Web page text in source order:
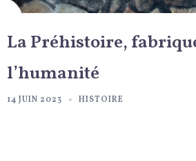
La Préhistoire,
l’humanité
14 JUIN 2023 HISTOIRE